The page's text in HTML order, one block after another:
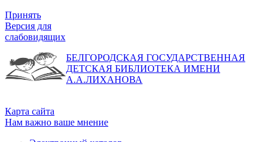
Принять
Версия для
слабовидящих
БЕЛГОРОДСКАЯ ГОСУДАРСТВЕННАЯ
ДЕТСКАЯ БИБЛИОТЕКА ИМЕНИ
А.А.ЛИХАНОВА
Карта сайта
Нам важно ваше мнение